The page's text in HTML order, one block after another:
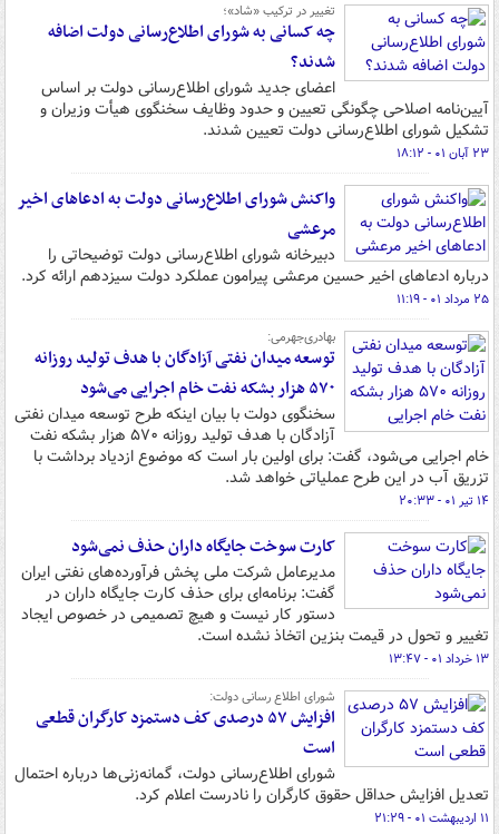
تغییر در ترکیب «شاد»؛
چه کسانی به شورای اطلاع‌رسانی دولت اضافه
شدند؟
اعضای جدید شورای اطلاع‌رسانی دولت بر اساس
آیین‌نامه اصلاحی چگونگی تعیین و حدود وظایف سخنگوی هیأت وزیران و
تشکیل شورای اطلاع‌رسانی دولت تعیین شدند.
۲۳ آبان ۰۱ - ۱۸:۱۲
واکنش شورای اطلاع‌رسانی دولت به ادعاهای اخیر
مرعشی
دبیرخانه شورای اطلاع‌رسانی دولت توضیحاتی را
درباره ادعاهای اخیر حسین مرعشی پیرامون عملکرد دولت سیزدهم ارائه کرد.
۲۵ مرداد ۰۱ - ۱۱:۱۹
بهادری‌جهرمی:
توسعه میدان نفتی آزادگان با هدف تولید روزانه
۵۷۰ هزار بشکه نفت خام اجرایی می‌شود
سخنگوی دولت با بیان اینکه طرح توسعه میدان نفتی
آزادگان با هدف تولید روزانه ۵۷۰ هزار بشکه نفت
خام اجرایی می‌شود، گفت: برای اولین­ بار است که موضوع ازدیاد برداشت با
تزریق آب در این طرح عملیاتی خواهد شد.
۱۴ تیر ۰۱ - ۲۰:۳۳
کارت سوخت جایگاه داران حذف نمی‌شود
مدیرعامل شرکت ملی پخش فرآورده‌های نفتی ایران
گفت: برنامه‌ای برای حذف کارت جایگاه داران در
دستور کار نیست و هیچ تصمیمی در خصوص ایجاد
تغییر و تحول در قیمت بنزین اتخاذ نشده است.
۱۳ خرداد ۰۱ - ۱۳:۴۷
شورای اطلاع رسانی دولت:
افزایش ۵۷ درصدی کف دستمزد کارگران قطعی
است
شورای اطلاع‌رسانی دولت، گمانه‌زنی‌ها درباره احتمال
تعدیل افزایش حداقل حقوق کارگران را نادرست اعلام کرد.
۱۱ اردیبهشت ۰۱ - ۲۱:۲۹